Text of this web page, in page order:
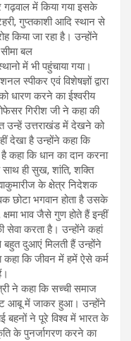
में किया गया इसके
गुप्तकाशी आदि स्थान से
किया जा रहा है। उन्होंने
बल
में भी पहुंचाया गया।
स्पीकर एवं विशेषज्ञों द्वारा
धारण करने का ईश्वरीय
गिरीश जी ने कहा की
उन्हें उत्तराखंड में देखने को
देखा है उन्होंने कहा कि
कि धान का दान करना
ही सुख, शांति, शक्ति
के क्षेत्र निदेशक
छोटा भगवान होता है उसके
भाव जैसे गुण होते हैं इन्हीं
करता है। उन्होंने कहां
दुआएं मिलती हैं उन्होंने
कि जीवन में हमें ऐसे कर्म
ने कहा कि सच्ची समाज
आबू में जाकर हुआ। उन्होंने
बहनों ने पूरे विश्व में भारत के
के पुनर्जागरण करने का